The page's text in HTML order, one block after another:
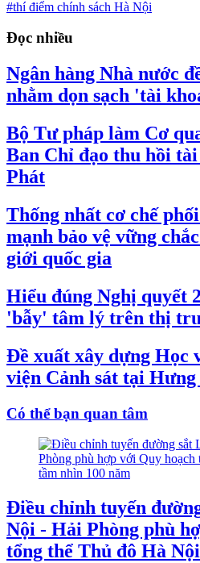
#thí điểm chính sách Hà Nội
Đọc nhiều
Ngân hàng Nhà nước
nhằm dọn sạch 'tài
Bộ Tư pháp làm Cơ
Ban Chỉ đạo thu hồi
Phát
Thống nhất cơ chế
mạnh bảo vệ vững
giới quốc gia
Hiểu đúng Nghị quyết
'bẫy' tâm lý trên thị
Đề xuất xây dựng Học
viện Cảnh sát tại Hưng
Có thể bạn quan tâm
Điều chỉnh tuyến
Nội - Hải Phòng phù
tổng thể Thủ đô Hà